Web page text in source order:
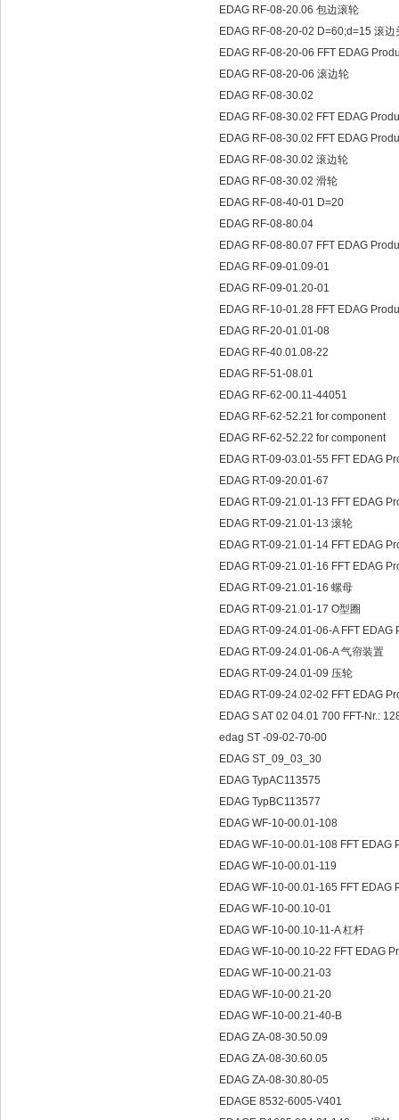
EDAG RF-08-20.06 包边滚轮
EDAG RF-08-20-02 D=60;d=15 滚边
EDAG RF-08-20-06 FFT EDAG
EDAG RF-08-20-06 滚边轮
EDAG RF-08-30.02
EDAG RF-08-30.02 FFT EDAG
EDAG RF-08-30.02 FFT EDAG
EDAG RF-08-30.02 滚边轮
EDAG RF-08-30.02 滑轮
EDAG RF-08-40-01 D=20
EDAG RF-08-80.04
EDAG RF-08-80.07 FFT EDAG
EDAG RF-09-01.09-01
EDAG RF-09-01.20-01
EDAG RF-10-01.28 FFT EDAG
EDAG RF-20-01.01-08
EDAG RF-40.01.08-22
EDAG RF-51-08.01
EDAG RF-62-00.11-44051
EDAG RF-62-52.21 for component
EDAG RF-62-52.22 for component
EDAG RT-09-03.01-55 FFT EDAG
EDAG RT-09-20.01-67
EDAG RT-09-21.01-13 FFT EDAG
EDAG RT-09-21.01-13 滚轮
EDAG RT-09-21.01-14 FFT EDAG
EDAG RT-09-21.01-16 FFT EDAG
EDAG RT-09-21.01-16 螺母
EDAG RT-09-21.01-17 O型圈
EDAG RT-09-24.01-06-A FFT
EDAG RT-09-24.01-06-A 气帘装置
EDAG RT-09-24.01-09 压轮
EDAG RT-09-24.02-02 FFT EDAG
EDAG S AT 02 04.01 700 FFT-Nr.:
edag ST -09-02-70-00
EDAG ST_09_03_30
EDAG TypAC113575
EDAG TypBC113577
EDAG WF-10-00.01-108
EDAG WF-10-00.01-108 FFT
EDAG WF-10-00.01-119
EDAG WF-10-00.01-165 FFT
EDAG WF-10-00.10-01
EDAG WF-10-00.10-11-A 杠杆
EDAG WF-10-00.10-22 FFT EDAG
EDAG WF-10-00.21-03
EDAG WF-10-00.21-20
EDAG WF-10-00.21-40-B
EDAG ZA-08-30.50.09
EDAG ZA-08-30.60.05
EDAG ZA-08-30.80-05
EDAGE 8532-6005-V401